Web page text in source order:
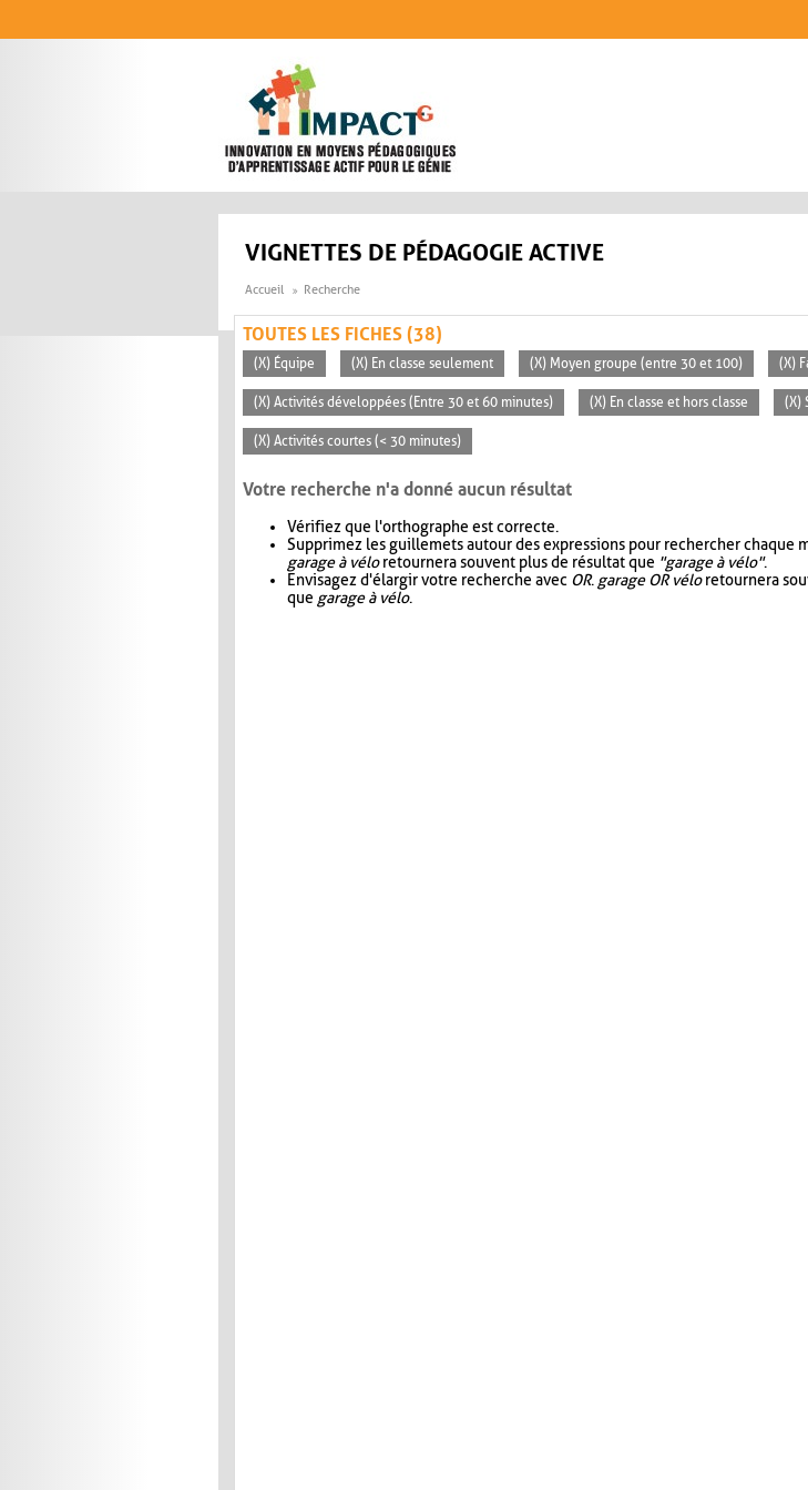
VIGNETTES DE PÉDAGOGIE ACTIVE
Accueil Recherche
TOUTES LES FICHES (38)
(X) Équipe (X) En classe seulement (X) Moyen groupe (entre 30 et 100) (X)
(X) Activités développées (Entre 30 et 60 minutes) (X) En classe et hors classe (X)
(X) Activités courtes (< 30 minutes)
Votre recherche n'a donné aucun résultat
Vérifiez que l'orthographe est correcte.
Supprimez les guillemets autour des expressions pour rechercher chaque
garage à véloretournera souvent plus de résultat que "garage à vélo".
Envisagez d'élargir votre recherche avec OR. garage OR véloretournera
que garage à vélo.